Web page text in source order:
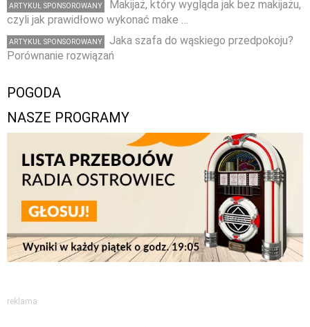
ARTYKUŁ SPONSOROWANY
Makijaż, który wygląda jak bez makijażu,
czyli jak prawidłowo wykonać make …
ARTYKUŁ SPONSOROWANY
Jaka szafa do wąskiego przedpokoju?
Porównanie rozwiązań
POGODA
NASZE PROGRAMY
reklama